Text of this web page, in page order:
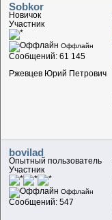
Sobkor
Новичок
Участник
Оффлайн
Сообщений: 61 145
Ржевцев Юрий Петрович
bovilad
Опытный пользователь
Участник
Оффлайн
Сообщений: 547